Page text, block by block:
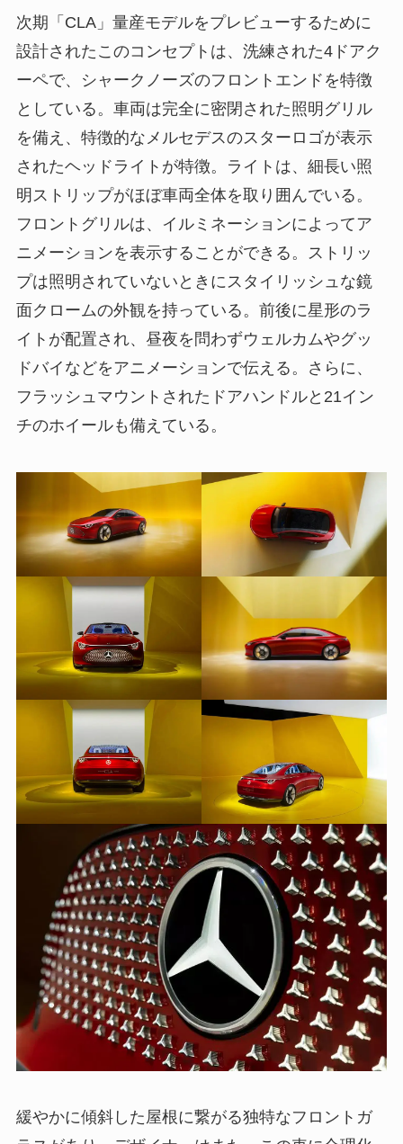
次期「CLA」量産モデルをプレビューするために
設計されたこのコンセプトは、洗練された4ドアク
ーペで、シャークノーズのフロントエンドを特徴
としている。車両は完全に密閉された照明グリル
を備え、特徴的なメルセデスのスターロゴが表示
されたヘッドライトが特徴。ライトは、細長い照
明ストリップがほぼ車両全体を取り囲んでいる。
フロントグリルは、イルミネーションによってア
ニメーションを表示することができる。ストリッ
プは照明されていないときにスタイリッシュな鏡
面クロームの外観を持っている。前後に星形のラ
イトが配置され、昼夜を問わずウェルカムやグッ
ドバイなどをアニメーションで伝える。さらに、
フラッシュマウントされたドアハンドルと21イン
チのホイールも備えている。
緩やかに傾斜した屋根に繋がる独特なフロントガ